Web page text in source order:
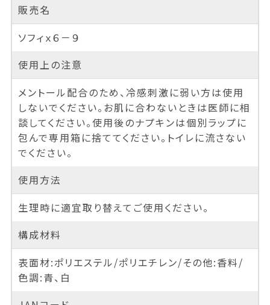
販売名
ソフィｘ６－９
使用上の注意
メントール配合のため、冷感刺激に弱い方は使用
しないでください。お肌に合わないときは医師に相
談してください。使用後のナプキンは個別ラップに
包んで専用箱に捨ててください。トイレに流さない
でください。
使用方法
生理時に適宜取り替えてご使用ください。
構成材料
表面材:ポリエステル/ポリエチレン/その他:香料/
色調:青、白